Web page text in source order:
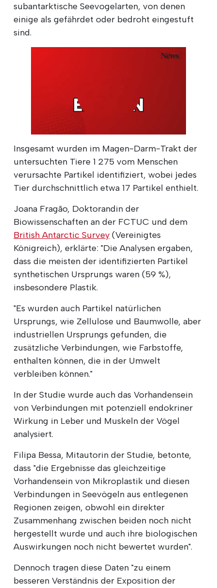
subantarktische Seevogelarten, von denen
einige als gefährdet oder bedroht eingestuft
sind.
Insgesamt wurden im Magen-Darm-Trakt der
untersuchten Tiere 1 275 vom Menschen
verursachte Partikel identifiziert, wobei jedes
Tier durchschnittlich etwa 17 Partikel enthielt.
Joana Fragão, Doktorandin der
Biowissenschaften an der FCTUC und dem
British Antarctic Survey (Vereinigtes
Königreich), erklärte: "Die Analysen ergaben,
dass die meisten der identifizierten Partikel
synthetischen Ursprungs waren (59 %),
insbesondere Plastik.
"Es wurden auch Partikel natürlichen
Ursprungs, wie Zellulose und Baumwolle, aber
industriellen Ursprungs gefunden, die
zusätzliche Verbindungen, wie Farbstoffe,
enthalten können, die in der Umwelt
verbleiben können."
In der Studie wurde auch das Vorhandensein
von Verbindungen mit potenziell endokriner
Wirkung in Leber und Muskeln der Vögel
analysiert.
Filipa Bessa, Mitautorin der Studie, betonte,
dass "die Ergebnisse das gleichzeitige
Vorhandensein von Mikroplastik und diesen
Verbindungen in Seevögeln aus entlegenen
Regionen zeigen, obwohl ein direkter
Zusammenhang zwischen beiden noch nicht
hergestellt wurde und auch ihre biologischen
Auswirkungen noch nicht bewertet wurden".
Dennoch tragen diese Daten "zu einem
besseren Verständnis der Exposition der